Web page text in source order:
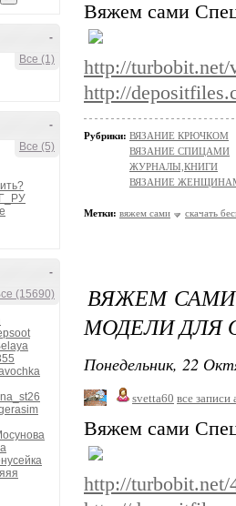
-
Все (1)
-
Все (5)
-
(15690)
Вяжем сами
http://
http://
Рубрики: ВЯЗАНИЕ КРЮЧКОМ
ВЯЗАНИЕ СПИЦАМИ
ЖУРНАЛЫ,КНИГИ
ВЯЗАНИЕ
Метки: вяжем сами скачать
ВЯЖЕМ
МОДЕЛИ ДЛЯ
Понедельник, 22
svetta60 все записи
Вяжем сами
http://turbobit.net/